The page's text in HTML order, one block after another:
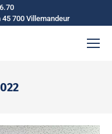
700 Villemandeur